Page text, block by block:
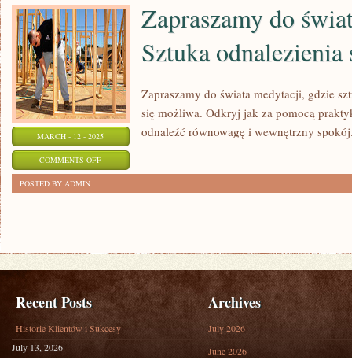
WŁASNE
SPA
W
DOMU
MARCH - 12 - 2025
COMMENTS OFFON
SZTUKA
ODNALEZIENIA
SPOKOJU
Zapraszamy do
Sztuka odnalezienia
Zapraszamy do świata medytacji, gdzie
się możliwa. Odkryj jak za pomocą
odnaleźć równowagę i wewnętrzny
POSTED BY ADMIN
Recent Posts
Historie Klientów i Sukcesy
July 13, 2026
Archives
July 2026
June 2026